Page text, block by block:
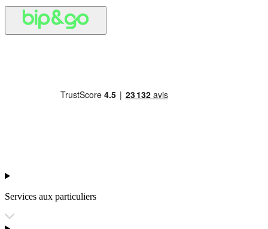
Services aux particuliers